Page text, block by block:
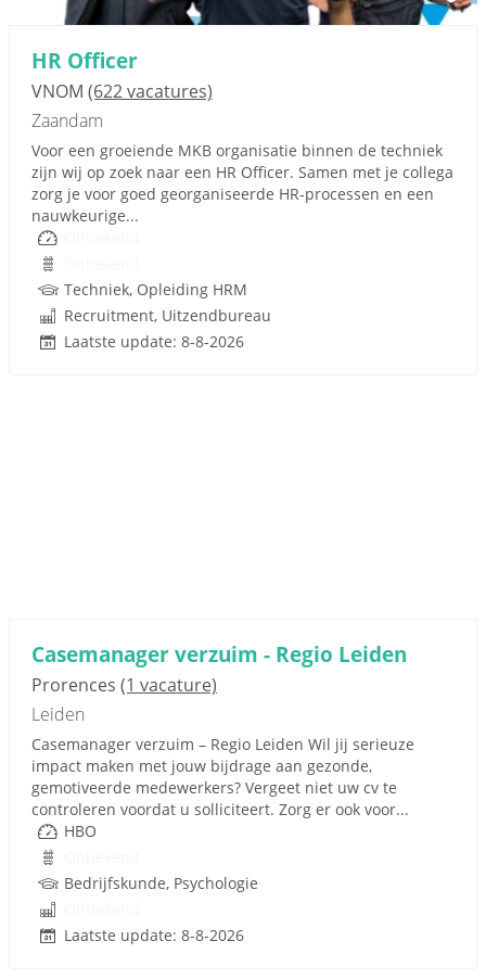
HR Officer
VNOM (622 vacatures)
Zaandam
Voor een groeiende MKB organisatie binnen de techniek
zijn wij op zoek naar een HR Officer. Samen met je collega
zorg je voor goed georganiseerde HR-processen en een
nauwkeurige...
Techniek, Opleiding HRM
Recruitment, Uitzendbureau
Laatste update: 8-8-2026
Casemanager verzuim - Regio Leiden
Prorences (1 vacature)
Leiden
Casemanager verzuim – Regio Leiden Wil jij serieuze
impact maken met jouw bijdrage aan gezonde,
gemotiveerde medewerkers? Vergeet niet uw cv te
controleren voordat u solliciteert. Zorg er ook voor...
HBO
Bedrijfskunde, Psychologie
Laatste update: 8-8-2026